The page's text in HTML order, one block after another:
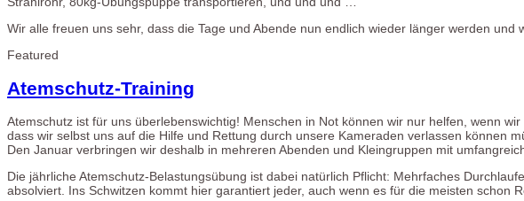
Wir alle freuen uns sehr, dass die Tage und Abende nun endlich wieder länger werden
Featured
Atemschutz-Training
Atemschutz ist für uns überlebenswichtig! Menschen in Not können wir nur helfen, wenn
dass wir selbst uns auf die Hilfe und Rettung durch unsere Kameraden verlassen können
Den Januar verbringen wir deshalb in mehreren Abenden und Kleingruppen mit
Die jährliche Atemschutz-Belastungsübung ist dabei natürlich Pflicht: Mehrfaches
absolviert. Ins Schwitzen kommt hier garantiert jeder, auch wenn es für die meisten schon